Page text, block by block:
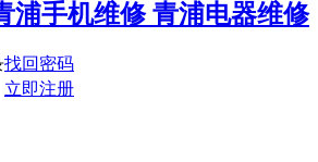
找回密码
立即注册